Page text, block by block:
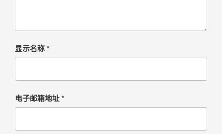
显示名称*
电子邮箱地址*